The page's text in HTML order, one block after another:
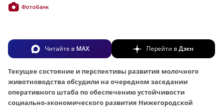
Фотобанк
Читайте в MAX Перейти вДзен
Текущее состояние и перспективы развития молочного
животноводства обсудили на очередном заседании
оперативного штаба по обеспечению устойчивости
социально-экономического развития Нижегородской